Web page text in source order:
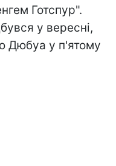
Готспур".
у вересні,
Дюбуа у п'ятому